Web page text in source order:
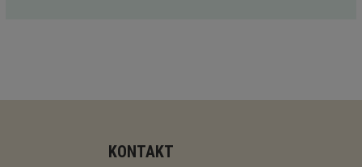
KONTAKT